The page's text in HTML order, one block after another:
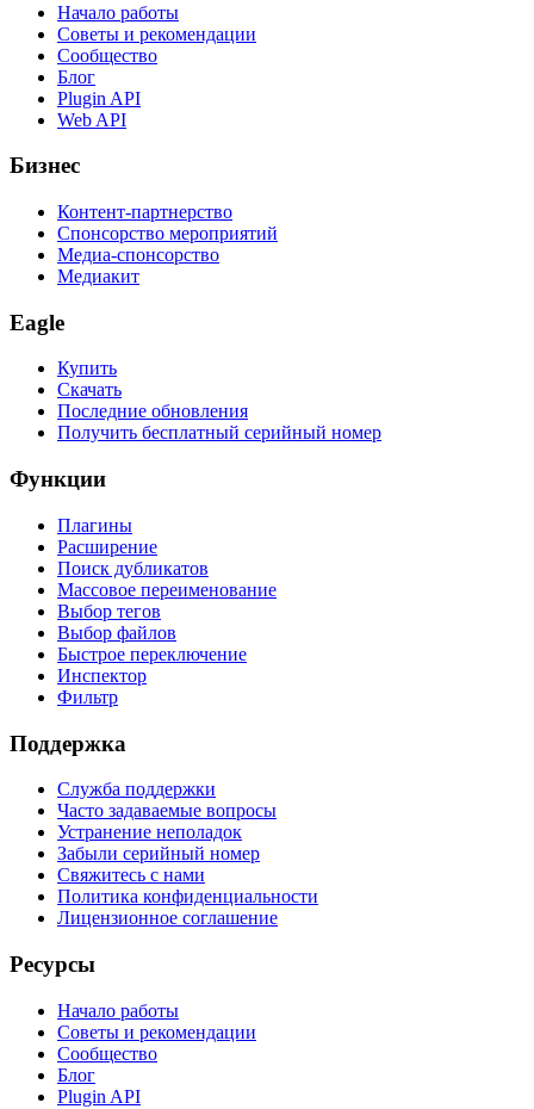
Начало работы
Советы и рекомендации
Сообщество
Блог
Plugin API
Web API
Бизнес
Контент-партнерство
Спонсорство мероприятий
Медиа-спонсорство
Медиакит
Eagle
Купить
Скачать
Последние обновления
Получить бесплатный серийный номер
Функции
Плагины
Расширение
Поиск дубликатов
Массовое переименование
Выбор тегов
Выбор файлов
Быстрое переключение
Инспектор
Фильтр
Поддержка
Служба поддержки
Часто задаваемые вопросы
Устранение неполадок
Забыли серийный номер
Свяжитесь с нами
Политика конфиденциальности
Лицензионное соглашение
Ресурсы
Начало работы
Советы и рекомендации
Сообщество
Блог
Plugin API